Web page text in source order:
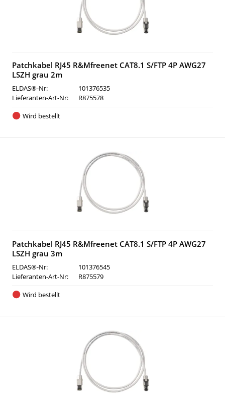
Patchkabel RJ45 R&Mfreenet CAT8.1 S/FTP 4P AWG27
LSZH grau 2m
ELDAS®-Nr:
101376535
Lieferanten-Art-Nr:
R875578
Wird bestellt
Patchkabel RJ45 R&Mfreenet CAT8.1 S/FTP 4P AWG27
LSZH grau 3m
ELDAS®-Nr:
101376545
Lieferanten-Art-Nr:
R875579
Wird bestellt